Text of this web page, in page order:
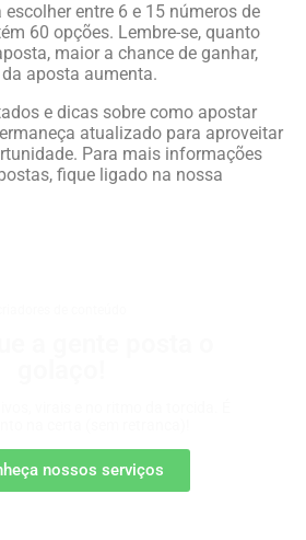
entre 6 e 15 números de
60 opções. Lembre-se, quanto
maior a chance de ganhar,
aposta aumenta.
e dicas sobre como apostar
atualizado para aproveitar
Para mais informações
fique ligado na nossa
nossos serviços